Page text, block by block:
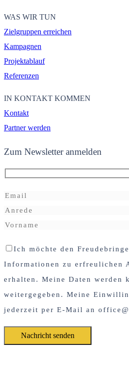
WAS WIR TUN
Zielgruppen erreichen
Kampagnen
Projektablauf
Referenzen
IN KONTAKT KOMMEN
Kontakt
Partner werden
Zum Newsletter anmelden
Ich möchte den
Informationen zu erfreulichen
erhalten. Meine Daten werden
weitergegeben. Meine
jederzeit per E-Mail an